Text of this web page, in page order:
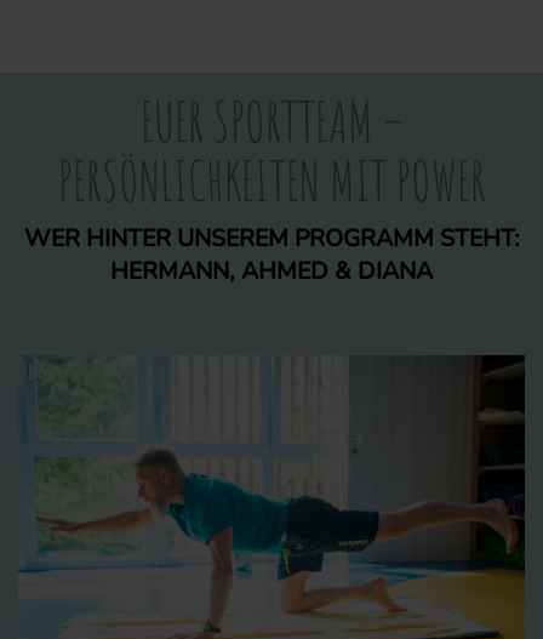
EUER SPORTTEAM –
PERSÖNLICHKEITEN MIT POWER
WER HINTER UNSEREM PROGRAMM STEHT:
HERMANN, AHMED & DIANA